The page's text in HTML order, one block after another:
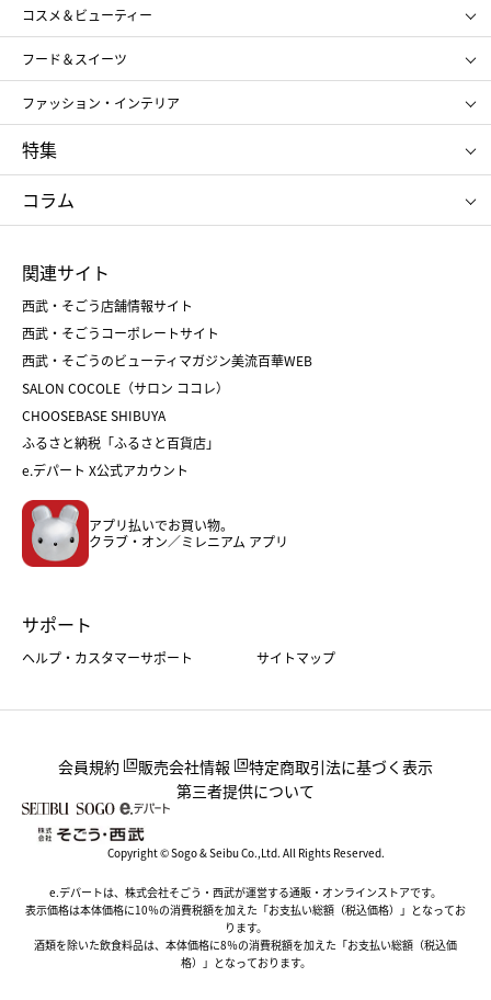
メンズ
スポーツ・アウトドア
お中元
お歳暮
コスメ＆ビューティー
SHISEIDO
ポール&ジョー ボーテ
ジルスチュアート
NARS
RMK
クリニーク
SK-Ⅱ
フード＆スイーツ
アンリ・シャルパンティエ
ゴディバ
新宿高野
たねや
ねんりん家
ファッション・インテリア
ポロ ラルフ ローレン
タケオ キクチ
ママ＆キッズ
シュタイフ
特集
お中元
ひな人形
五月人形
父の日
クリスマスケーキ
ホワイトデー
コラム
菓子折り
和菓子
人気のギフト
バレンタイン
ホワイトデー
おせち
フード
ホーム・キッチン＆アート
関連サイト
西武・そごう店舗情報サイト
西武・そごうコーポレートサイト
西武・そごうのビューティマガジン美流百華WEB
SALON COCOLE（サロン ココレ）
CHOOSEBASE SHIBUYA
ふるさと納税「ふるさと百貨店」
e.デパート X公式アカウント
アプリ払いでお買い物。
クラブ・オン／ミレニアム アプリ
サポート
ヘルプ・カスタマーサポート サイトマップ
会員規約 販売会社情報
特定商取引法に基づく表示
第三者提供について
Copyright © Sogo & Seibu Co.,Ltd. All Rights Reserved.
e.デパートは、株式会社そごう・西武が運営する通販・オンラインストアです。
表示価格は本体価格に10％の消費税額を加えた「お支払い総額（税込価格）」となってお
ります。
酒類を除いた飲食料品は、本体価格に8％の消費税額を加えた「お支払い総額（税込価
格）」となっております。